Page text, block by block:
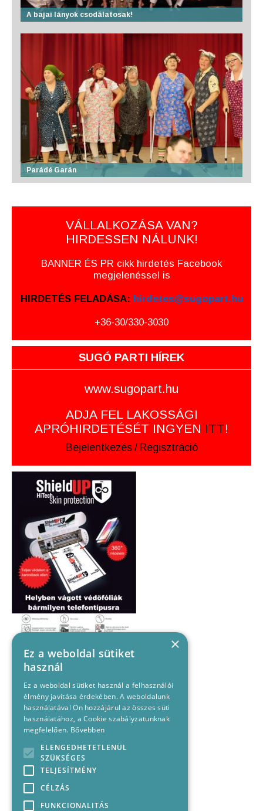
A bajai lányok csodálatosak!
Parádé Garán
VÁLLALKOZÁSA VAN?
HIRDESSEN NÁLUNK!
BANNER ÉS PR cikk hirdetés Facebook
megjelenéssel is
HIRDETÉS FELADÁSA: hirdetes@sugopart.hu
+36-30/330-3030
SUGÓ PARTI HÍREK
www.sugopart.hu
ADJA FEL LAKOSSÁGI
APRÓHIRDETÉSÉT INGYEN ITT!
Bejelentkezés / Regisztráció
×
Ez a weboldal sütiket
használ
Ez a weboldal sütiket használ a felhasználói
élmény javítása érdekében. A weboldalunk
használatával Ön hozzájárul az összes süti
használatához, a Cookie szabályzatunknak
megfelelően. Bővebben
ELENGEDHETETLENÜL
SZÜKSÉGES
TELJESÍTMÉNY
CÉLZÁS
FUNKCIONALITÁS